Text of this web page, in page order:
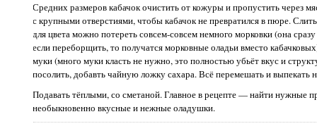
Средних размеров кабачок очистить от кожуры и пропустить через
с крупными отверстиями, чтобы кабачок не превратился в пюре.
для цвета можно потереть совсем-совсем немного морковки (она
если переборщить, то получатся морковные оладьи вместо
муки (много муки класть не нужно, это полностью убьёт вкус и
посолить, добавть чайную ложку сахара. Всё перемешать и выпекать
Подавать тёплыми, со сметаной. Главное в рецепте — найти нужные
необыкновенно вкусные и нежные оладушки.